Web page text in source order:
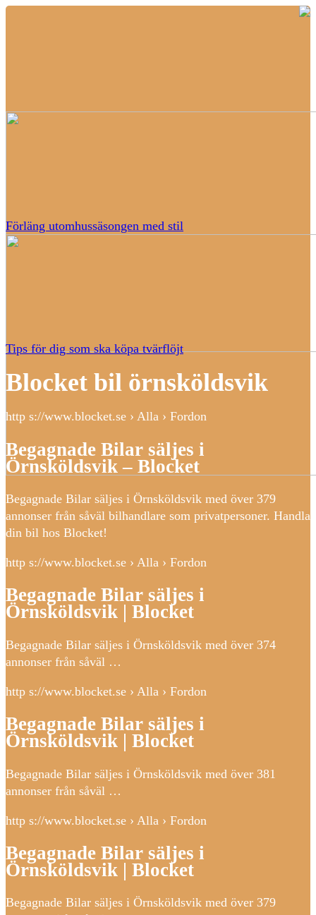
Förläng utomhussäsongen med stil
Tips för dig som ska köpa tvärflöjt
Blocket bil örnsköldsvik
http s://www.blocket.se › Alla › Fordon
Begagnade Bilar säljes i
Örnsköldsvik – Blocket
Begagnade Bilar säljes i Örnsköldsvik med över 379
annonser från såväl bilhandlare som privatpersoner. Handla
din bil hos Blocket!
http s://www.blocket.se › Alla › Fordon
Begagnade Bilar säljes i
Örnsköldsvik | Blocket
Begagnade Bilar säljes i Örnsköldsvik med över 374
annonser från såväl …
http s://www.blocket.se › Alla › Fordon
Begagnade Bilar säljes i
Örnsköldsvik | Blocket
Begagnade Bilar säljes i Örnsköldsvik med över 381
annonser från såväl …
http s://www.blocket.se › Alla › Fordon
Begagnade Bilar säljes i
Örnsköldsvik | Blocket
Begagnade Bilar säljes i Örnsköldsvik med över 379